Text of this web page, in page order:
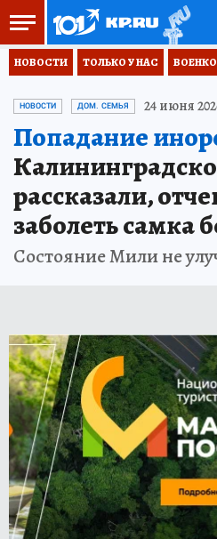
НОВОСТИ ТОЛЬКО У НАС
НОВОСТИ ДОМ. СЕМЬЯ 24 июня
Попадание
рассказали,
заболеть самка
Состояние Мили не